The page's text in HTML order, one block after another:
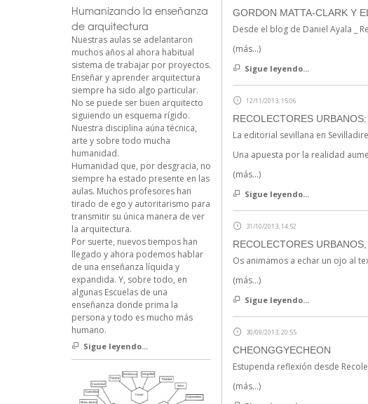
GORDON MATTA-CLARK Y
Desde el blog de Daniel Ayala _
(más…)
Sigue leyendo...
12/11/2013, 15:06
RECOLECTORES
La editorial sevillana en
Una apuesta por la realidad
(más…)
Sigue leyendo...
31/10/2013, 14:52
RECOLECTORES
Os animamos a echar un ojo al
(más…)
Sigue leyendo...
30/09/2013, 20:55
CHEONGGYECHEON
Estupenda reflexión desde
(más…)
Humanizando la enseñanza
de arquitectura
Nuestras aulas se adelantaron
muchos años al ahora habitual
sistema de trabajar por proyectos.
Enseñar y aprender arquitectura
siempre ha sido algo particular.
No se puede ser buen arquitecto
siguiendo un esquema rígido.
Nuestra disciplina aúna técnica,
arte y sobre todo mucha
humanidad.
Humanidad que, por desgracia, no
siempre ha estado presente en las
aulas. Muchos profesores han
tirado de ego y autoritarismo para
transmitir su única manera de ver
la arquitectura.
Por suerte, nuevos tiempos han
llegado y ahora podemos hablar
de una enseñanza líquida y
expandida. Y, sobre todo, en
algunas Escuelas de una
enseñanza donde prima la
persona y todo es mucho más
humano.
Sigue leyendo...